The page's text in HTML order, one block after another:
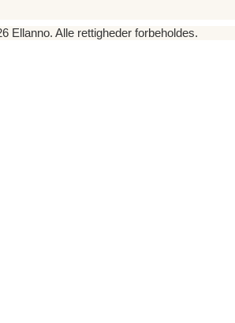
Ellanno. Alle rettigheder forbeholdes.